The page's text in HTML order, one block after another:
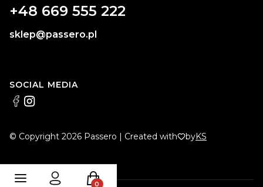
+48 669 555 222
sklep@passero.pl
SOCIAL MEDIA
© Copyright 2026 Passero | Created with byKS
Produkty w koszyku: 0. Zobacz